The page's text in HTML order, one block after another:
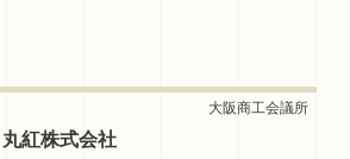
丸紅株式会社